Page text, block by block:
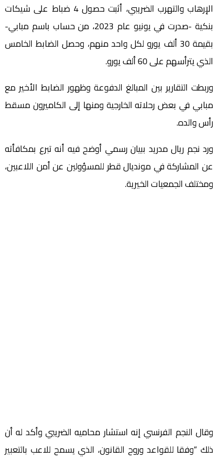
الإرهاب والتهرب الضريبي، أثبت حصول 4 ضباط على شيكات
بنكية -صدرت في يونيو عام 2023، من حساب باسم مبابي-
بقيمة 30 ألف يورو لكل واحد منهم، وحصل الضابط الخامس
الذي يترأسهم على 60 ألف يورو.
وربطت التقارير بين المبالغ الدفوعة وظهور الضابط الأخير مع
مبابي في بعض رحلاته الخارجية ومنها إلى الكاميرون مسقط
رأس والده.
ورد نجم ريال مدريد ببيان رسمي أوضح فيه أنه تبرع بمكافأته
عن المشاركة في مونديال قطر للمسؤولين عن أمن اللاعبين،
ومختلف الجمعيات الخيرية.
وقال النجم الفرنسي إنه استشار محاميه الضريبي وأكد له أن
ذلك “وفقا للقواعد وروح القانون، الذي يسمح للاعب بالتعبير